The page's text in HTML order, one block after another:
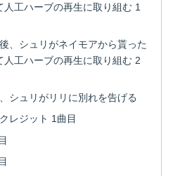
工ハーブの再生に取り組む 1
、シュリがネイモアから貰った
人工ハーブの再生に取り組む 2
シュリがリリに別れを告げる
レジット 1曲目